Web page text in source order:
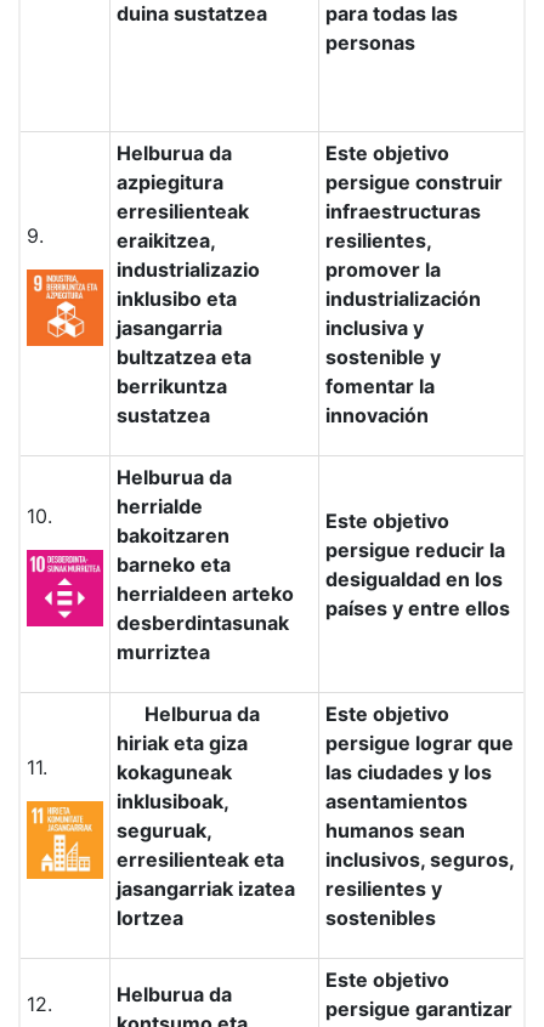
duina sustatzea
para todas las
personas
9.
Helburua da
azpiegitura
erresilienteak
eraikitzea,
industrializazio
inklusibo eta
jasangarria
bultzatzea eta
berrikuntza
sustatzea
Este objetivo
persigue construir
infraestructuras
resilientes,
promover la
industrialización
inclusiva y
sostenible y
fomentar la
innovación
10.
Helburua da
herrialde
bakoitzaren
barneko eta
herrialdeen arteko
desberdintasunak
murriztea
Este objetivo
persigue reducir la
desigualdad en los
países y entre ellos
11.
Helburua da
hiriak eta giza
kokaguneak
inklusiboak,
seguruak,
erresilienteak eta
jasangarriak izatea
lortzea
Este objetivo
persigue lograr que
las ciudades y los
asentamientos
humanos sean
inclusivos, seguros,
resilientes y
sostenibles
12.
Helburua da
Este objetivo
persigue garantizar